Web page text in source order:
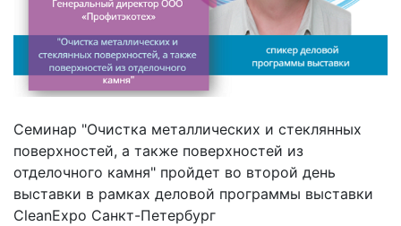
Семинар "Очистка металлических и стеклянных
поверхностей, а также поверхностей из
отделочного камня" пройдет во второй день
выставки в рамках деловой программы выставки
CleanExpo Санкт-Петербург